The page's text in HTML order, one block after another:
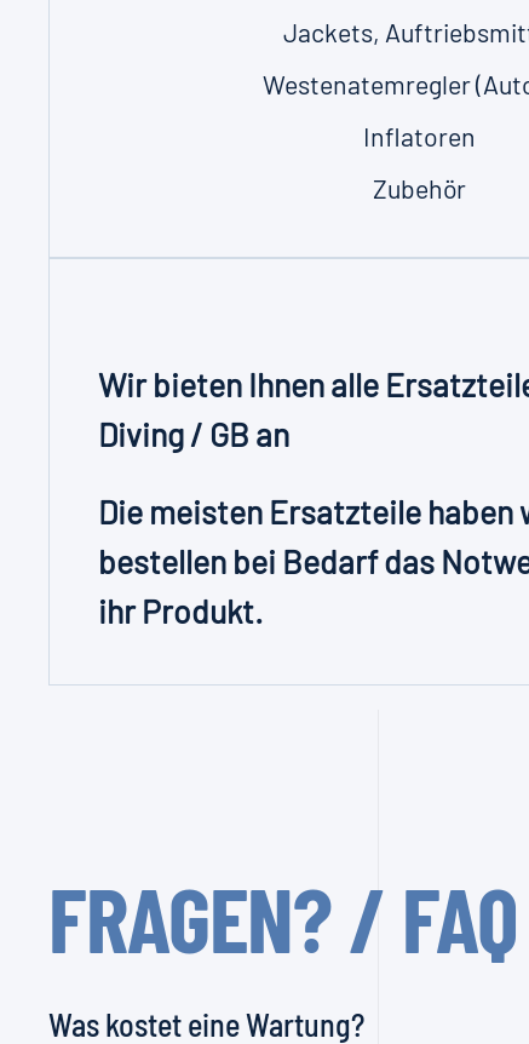
Jackets,
Westenatemregler
Inflatoren
Zubehör
Wir bieten Ihnen alle
Diving / GB an
Die meisten Ersatzteile haben
bestellen bei Bedarf das
ihr Produkt.
FRAGEN? / FAQ
Was kostet eine Wartung?